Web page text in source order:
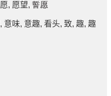
愿, 愿望, 誓愿
, 意味, 意趣, 看头, 致, 趣, 趣